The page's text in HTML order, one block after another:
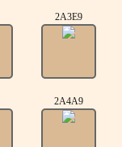
2A3E9
2A4A9